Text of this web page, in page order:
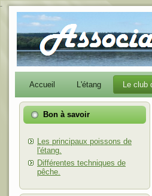
-
Accueil L'étang Le club
Bon à savoir
Les principaux poissons de
l'étang.
Différentes techniques de
pêche.